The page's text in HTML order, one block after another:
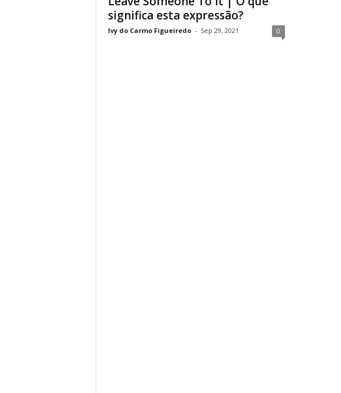
significa esta expressão?
Ivy do Carmo Figueiredo - Sep 29, 2021 0